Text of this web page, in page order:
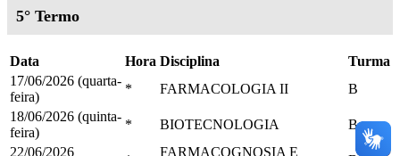
5° Termo
Data Hora Disciplina
Turma
17/06/2026 (quarta-
feira)
* FARMACOLOGIA II
B
18/06/2026 (quinta-
feira)
* BIOTECNOLOGIA
B
22/06/2026
FARMACOGNOSIA E